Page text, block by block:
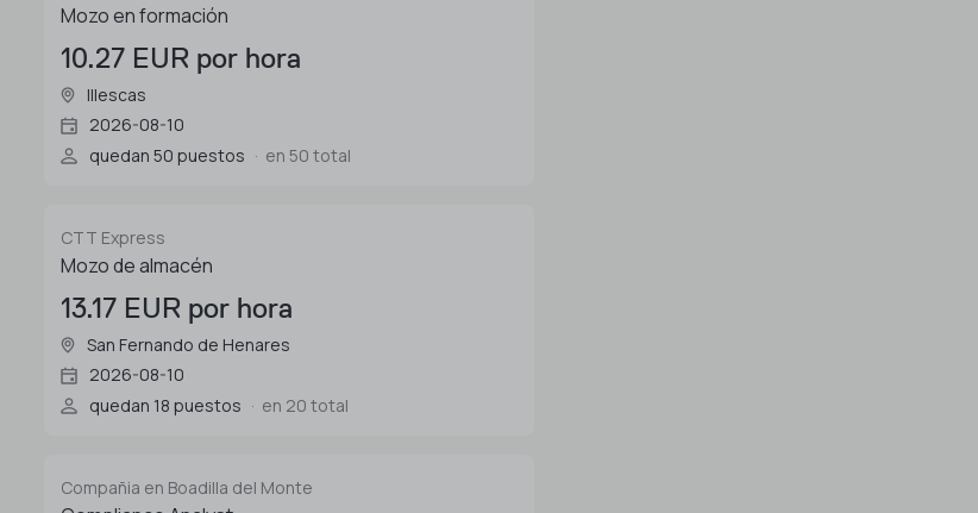
Mozo en formación
10.27 EUR por hora
Illescas
2026-08-10
quedan 50 puestos
en 50 total
CTT Express
Mozo de almacén
13.17 EUR por hora
San Fernando de Henares
2026-08-10
quedan 18 puestos
en 20 total
Compañia en Boadilla del Monte